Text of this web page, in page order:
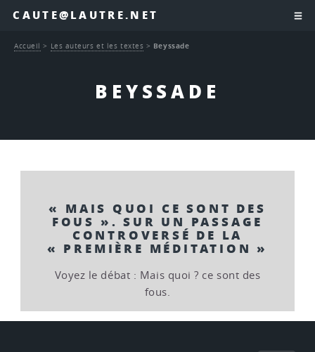
CAUTE@LAUTRE.NET
BEYSSADE
Accueil > Les auteurs et les textes > Beyssade
« MAIS QUOI CE SONT DES
FOUS ». SUR UN PASSAGE
CONTROVERSÉ DE LA
« PREMIÈRE MÉDITATION »
Voyez le débat : Mais quoi ? ce sont des
fous.